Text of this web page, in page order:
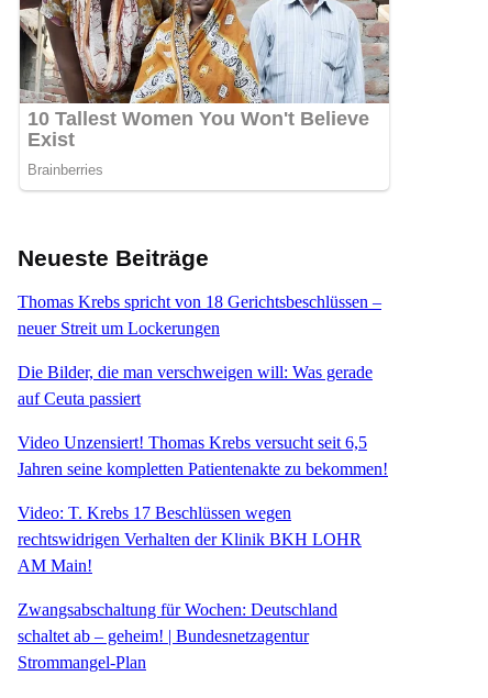
Neueste Beiträge
Thomas Krebs spricht von 18 Gerichtsbeschlüssen –
neuer Streit um Lockerungen
Die Bilder, die man verschweigen will: Was gerade
auf Ceuta passiert
Video Unzensiert! Thomas Krebs versucht seit 6,5
Jahren seine kompletten Patientenakte zu bekommen!
Video: T. Krebs 17 Beschlüssen wegen
rechtswidrigen Verhalten der Klinik BKH LOHR
AM Main!
Zwangsabschaltung für Wochen: Deutschland
schaltet ab – geheim! | Bundesnetzagentur
Strommangel-Plan